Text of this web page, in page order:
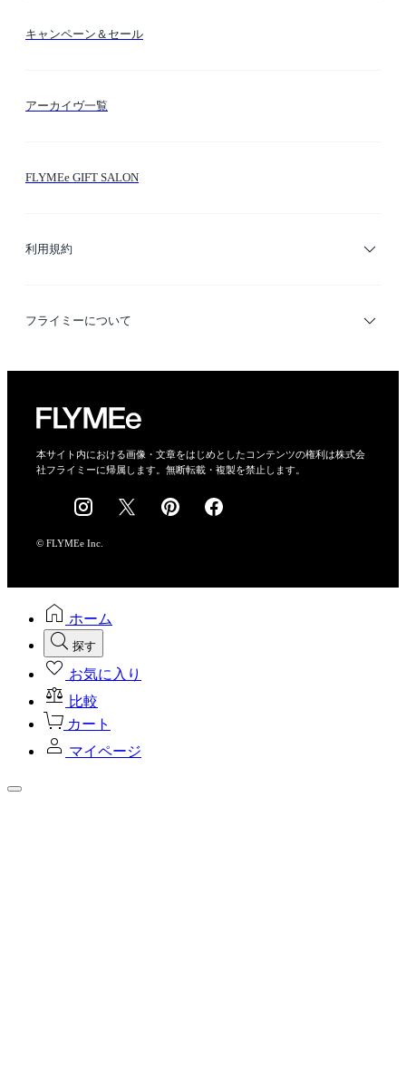
キャンペーン＆セール
アーカイヴ一覧
FLYMEe GIFT SALON
利用規約
利用規約
フライミーについて
会社概要
採用情報
本サイト内における画像・文章をはじめとしたコンテンツの権利は株式会
社フライミーに帰属します。無断転載・複製を禁止します。
© FLYMEe Inc.
ホーム
探す
お気に入り
比較
カート
マイページ